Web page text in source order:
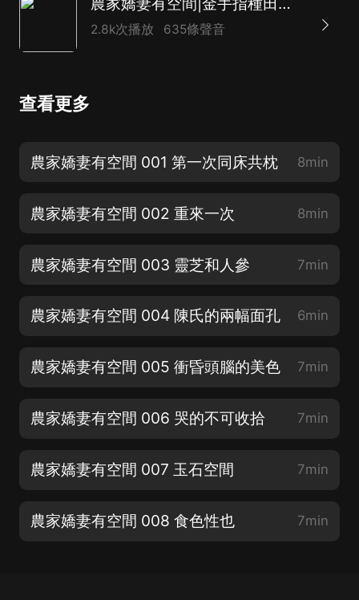
2.8k次播放 635條聲音
查看更多
農家嬌妻有空間 001 第一次同床共枕 8min
農家嬌妻有空間 002 重來一次 8min
農家嬌妻有空間 003 靈芝和人參 7min
農家嬌妻有空間 004 陳氏的兩幅面孔 6min
農家嬌妻有空間 005 衝昏頭腦的美色 7min
農家嬌妻有空間 006 哭的不可收拾 7min
農家嬌妻有空間 007 玉石空間 7min
農家嬌妻有空間 008 食色性也 7min